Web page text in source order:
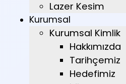
Lazer Kesim
Kurumsal
Kurumsal Kimlik
Hakkımızda
Tarihçemiz
Hedefimiz